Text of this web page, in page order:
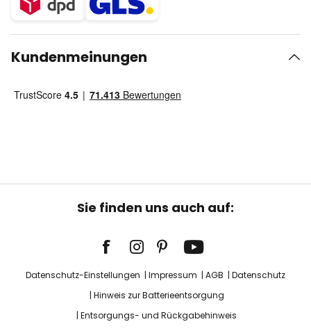
Kundenmeinungen
Sie finden uns auch auf:
Datenschutz-Einstellungen Impressum AGB
Datenschutz
Hinweis zur Batterieentsorgung
Entsorgungs- und Rückgabehinweis